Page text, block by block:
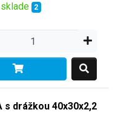
2
s drážkou 40x30x2,2